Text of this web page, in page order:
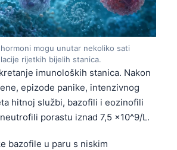
mogu unutar nekoliko sati
rijetkih bijelih stanica.
imunoloških stanica. Nakon
epizode panike, intenzivnog
hitnoj službi, bazofili i eozinofili
porastu iznad 7,5 x10^9/L.
bazofile u paru s niskim